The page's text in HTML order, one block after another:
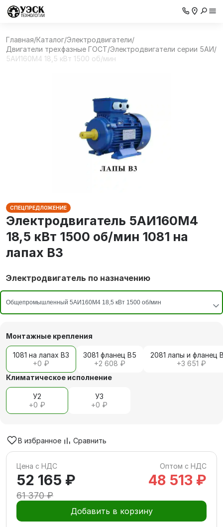
Главная/Каталог/Электродвигатели/
Двигатели трехфазные ГОСТ/Электродвигатели серии 5АИ/
5АИ160M4 18,5 кВт 1500 об/мин
СПЕЦПРЕДЛОЖЕНИЕ
Электродвигатель 5АИ160M4
18,5 кВт 1500 об/мин 1081 на
лапах В3
Электродвигатель по назначению
Монтажные крепления
1081 на лапах В3
+0 ₽
3081 фланец В5
+2 608 ₽
2081 лапы и фланец
+3 651 ₽
Климатическое исполнение
У2
+0 ₽
У3
+0 ₽
В избранное Сравнить
Цена с НДС Оптом с НДС
52 165 ₽
61 370 ₽
48 513 ₽
Добавить в корзину